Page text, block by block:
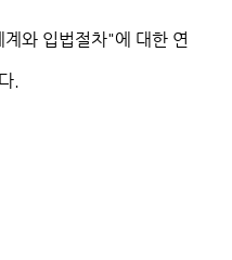
와 입법절차"에 대한 연
.